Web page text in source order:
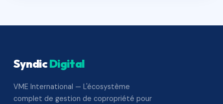
SyndicDigital
VME International — L'écosystème
complet de gestion de copropriété pour